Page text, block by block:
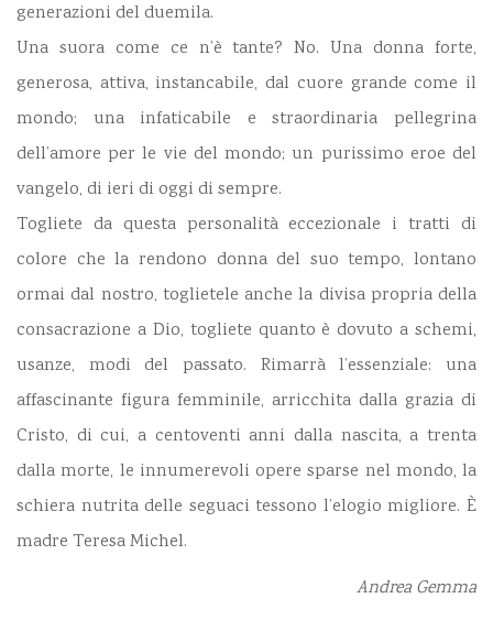
generazioni del duemila.
Una suora come ce n’è tante? No. Una donna forte,
generosa, attiva, instancabile, dal cuore grande come il
mondo; una infaticabile e straordinaria pellegrina
dell’amore per le vie del mondo; un purissimo eroe del
vangelo, di ieri di oggi di sempre.
Togliete da questa personalità eccezionale i tratti di
colore che la rendono donna del suo tempo, lontano
ormai dal nostro, toglietele anche la divisa propria della
consacrazione a Dio, togliete quanto è dovuto a schemi,
usanze, modi del passato. Rimarrà l’essenziale: una
affascinante figura femminile, arricchita dalla grazia di
Cristo, di cui, a centoventi anni dalla nascita, a trenta
dalla morte, le innumerevoli opere sparse nel mondo, la
schiera nutrita delle seguaci tessono l’elogio migliore. È
madre Teresa Michel.
Andrea Gemma